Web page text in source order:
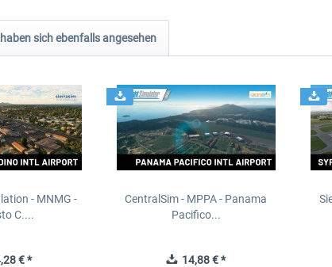
sich ebenfalls angesehen
- MNMG -
C....
€ *
CentralSim - MPPA - Panama
Pacifico...
14,88 € *